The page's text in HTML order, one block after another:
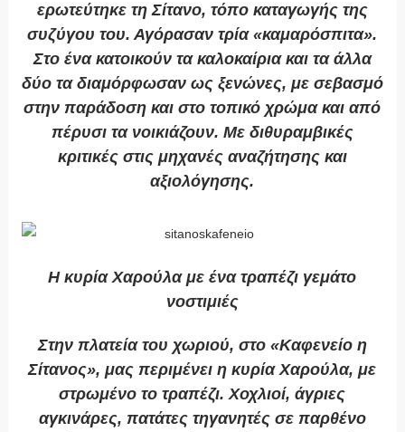
ερωτεύτηκε τη Σίτανο, τόπο καταγωγής της
συζύγου του. Αγόρασαν τρία «καμαρόσπιτα».
Στο ένα κατοικούν τα καλοκαίρια και τα άλλα
δύο τα διαμόρφωσαν ως ξενώνες, με σεβασμό
στην παράδοση και στο τοπικό χρώμα και από
πέρυσι τα νοικιάζουν. Με διθυραμβικές
κριτικές στις μηχανές αναζήτησης και
αξιολόγησης.
Η κυρία Χαρούλα με ένα τραπέζι γεμάτο
νοστιμιές
Στην πλατεία του χωριού, στο «Καφενείο η
Σίτανος», μας περιμένει η κυρία Χαρούλα, με
στρωμένο το τραπέζι. Χοχλιοί, άγριες
αγκινάρες, πατάτες τηγανητές σε παρθένο